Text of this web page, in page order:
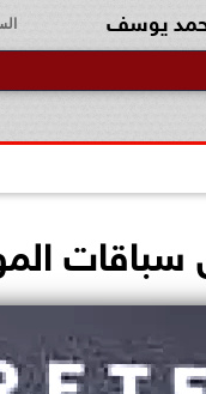
يوسف
الموسم